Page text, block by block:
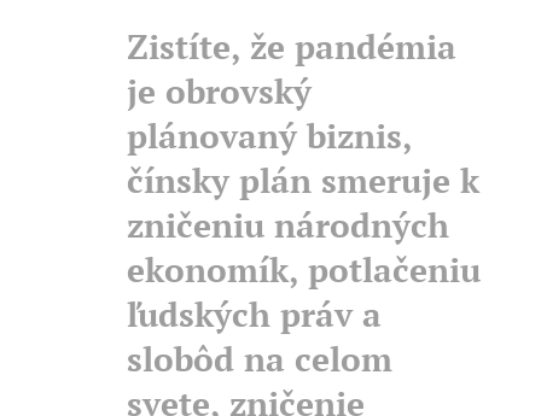
Zistíte, že pandémia
je obrovský
plánovaný biznis,
čínsky plán smeruje k
zničeniu národných
ekonomík, potlačeniu
ľudských práv a
slobôd na celom
svete, zničenie